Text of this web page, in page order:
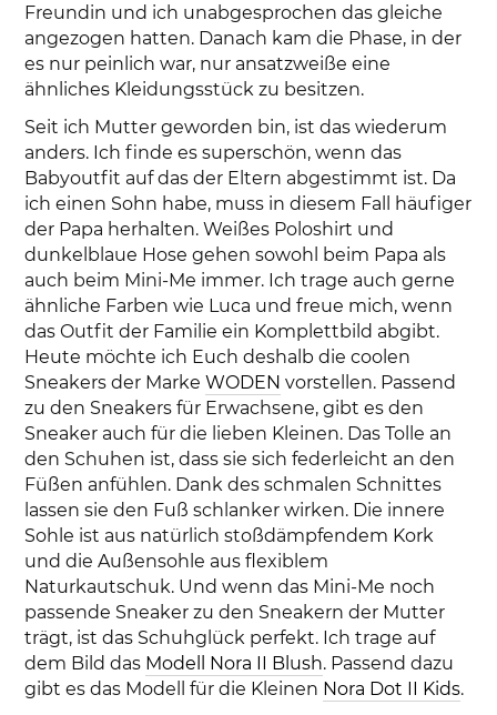
Freundin und ich unabgesprochen das gleiche
angezogen hatten. Danach kam die Phase, in der
es nur peinlich war, nur ansatzweiße eine
ähnliches Kleidungsstück zu besitzen.
Seit ich Mutter geworden bin, ist das wiederum
anders. Ich finde es superschön, wenn das
Babyoutfit auf das der Eltern abgestimmt ist. Da
ich einen Sohn habe, muss in diesem Fall häufiger
der Papa herhalten. Weißes Poloshirt und
dunkelblaue Hose gehen sowohl beim Papa als
auch beim Mini-Me immer. Ich trage auch gerne
ähnliche Farben wie Luca und freue mich, wenn
das Outfit der Familie ein Komplettbild abgibt.
Heute möchte ich Euch deshalb die coolen
Sneakers der MarkeWODEN vorstellen. Passend
zu den Sneakers für Erwachsene, gibt es den
Sneaker auch für die lieben Kleinen. Das Tolle an
den Schuhen ist, dass sie sich federleicht an den
Füßen anfühlen. Dank des schmalen Schnittes
lassen sie den Fuß schlanker wirken. Die innere
Sohle ist aus natürlich stoßdämpfendem Kork
und die Außensohle aus flexiblem
Naturkautschuk. Und wenn das Mini-Me noch
passende Sneaker zu den Sneakern der Mutter
trägt, ist das Schuhglück perfekt. Ich trage auf
dem Bild das Modell Nora II Blush. Passend dazu
gibt es das Modell für die Kleinen Nora Dot II Kids.